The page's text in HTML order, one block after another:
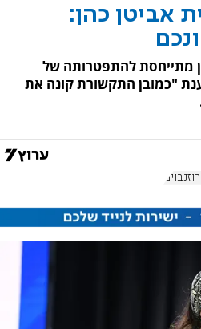
אביטן כהן:
מתייחסת להתפטרותה של
"כמובן התקשורת קונה את